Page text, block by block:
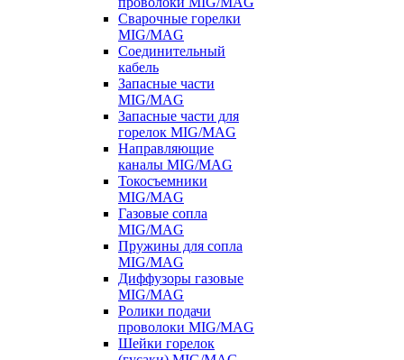
Сварочные горелки
MIG/MAG
Соединительный
кабель
Запасные части
MIG/MAG
Запасные части для
горелок MIG/MAG
Направляющие
каналы MIG/MAG
Токосъемники
MIG/MAG
Газовые сопла
MIG/MAG
Пружины для сопла
MIG/MAG
Диффузоры газовые
MIG/MAG
Ролики подачи
проволоки MIG/MAG
Шейки горелок